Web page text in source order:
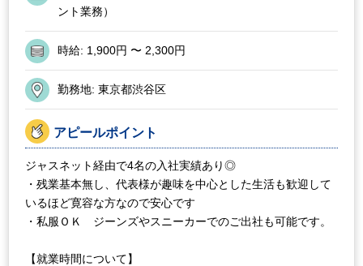
ント業務）
時給: 1,900円 〜 2,300円
勤務地: 東京都渋谷区
アピールポイント
ジャスネット経由で4名の入社実績あり◎
・残業基本無し、代表様が趣味を中心とした生活も歓迎して
いるほど寛容な方なので安心です
・私服ＯＫ ジーンズやスニーカーでのご出社も可能です。
【就業時間について】